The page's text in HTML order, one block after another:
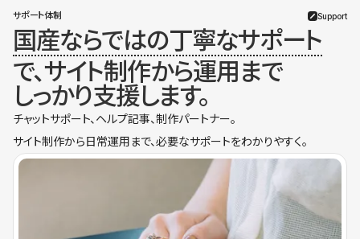
サポート体制 Support
国産ならではの丁寧なサポート
で、サイト制作から運用まで
しっかり支援します。
チャットサポート、ヘルプ記事、制作パートナー。
サイト制作から日常運用まで、必要なサポートをわかりやすく。